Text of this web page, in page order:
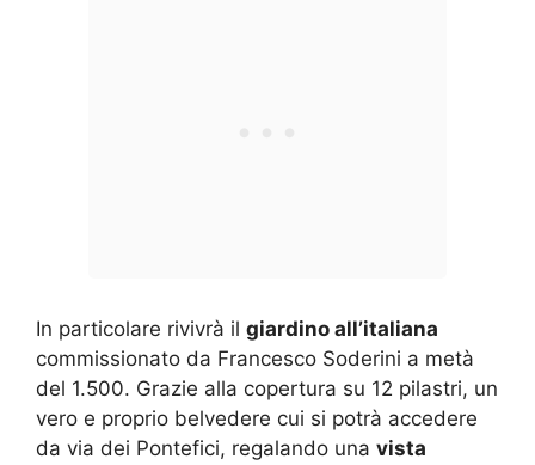
In particolare rivivrà il giardino all’italiana
commissionato da Francesco Soderini a metà
del 1.500. Grazie alla copertura su 12 pilastri, un
vero e proprio belvedere cui si potrà accedere
da via dei Pontefici, regalando una vista